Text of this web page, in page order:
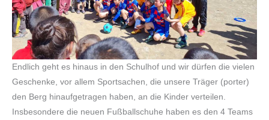
Endlich geht es hinaus in den Schulhof und wir dürfen die vielen
Geschenke, vor allem Sportsachen, die unsere Träger (porter)
den Berg hinaufgetragen haben, an die Kinder verteilen.
Insbesondere die neuen Fußballschuhe haben es den 4 Teams